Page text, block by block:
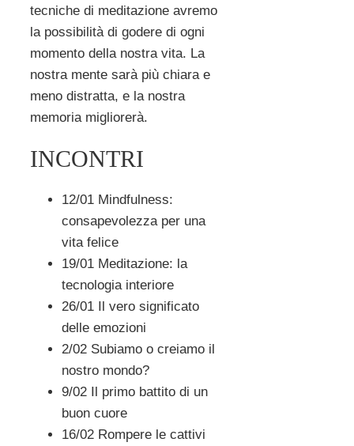
tecniche di meditazione avremo
la possibilità di godere di ogni
momento della nostra vita. La
nostra mente sarà più chiara e
meno distratta, e la nostra
memoria migliorerà.
INCONTRI
12/01 Mindfulness:
consapevolezza per una
vita felice
19/01 Meditazione: la
tecnologia interiore
26/01 Il vero significato
delle emozioni
2/02 Subiamo o creiamo il
nostro mondo?
9/02 Il primo battito di un
buon cuore
16/02 Rompere le cattivi